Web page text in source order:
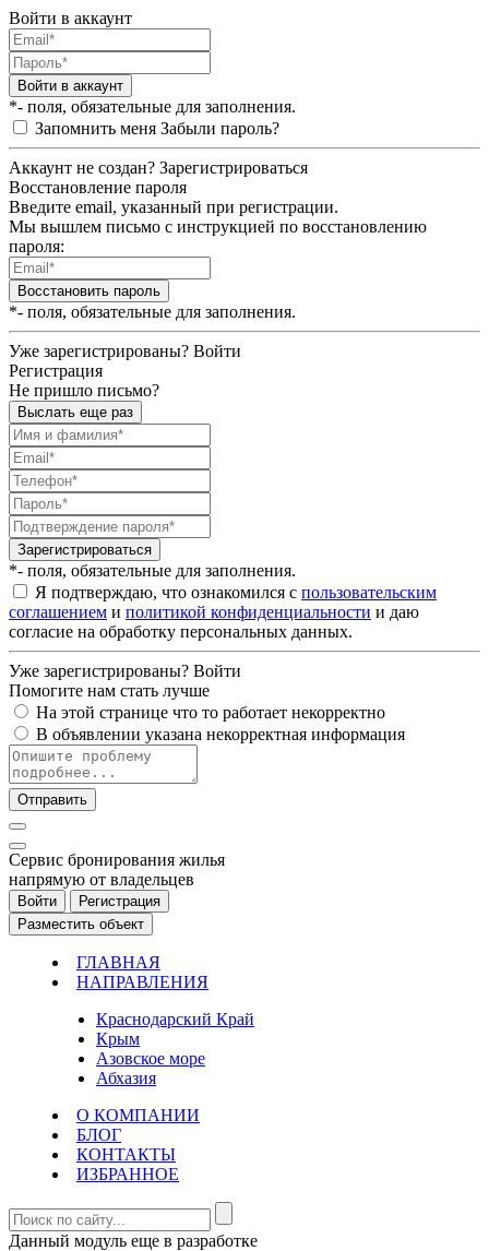
Войти в аккаунт
Войти в аккаунт
*- поля, обязательные для заполнения.
Запомнить меня Забыли пароль?
Аккаунт не создан? Зарегистрироваться
Восстановление пароля
Введите email, указанный при регистрации.
Мы вышлем письмо с инструкцией по восстановлению
пароля:
Восстановить пароль
*- поля, обязательные для заполнения.
Уже зарегистрированы? Войти
Регистрация
Не пришло письмо?
Выслать еще раз
Зарегистрироваться
*- поля, обязательные для заполнения.
Я подтверждаю, что ознакомился с пользовательским
соглашением и политикой конфиденциальности и даю
согласие на обработку персональных данных.
Уже зарегистрированы? Войти
Помогите нам стать лучше
На этой странице что то работает некорректно
В объявлении указана некорректная информация
Отправить
Cервис бронирования жилья
напрямую от владельцев
Войти
Регистрация
Разместить объект
ГЛАВНАЯ
НАПРАВЛЕНИЯ
Краснодарский Край
Крым
Азовское море
Абхазия
О КОМПАНИИ
БЛОГ
КОНТАКТЫ
ИЗБРАННОЕ
Данный модуль еще в разработке